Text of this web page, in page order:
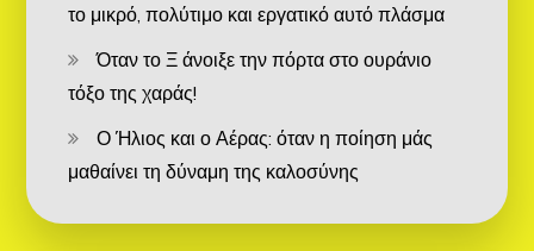
το μικρό, πολύτιμο και εργατικό αυτό πλάσμα
Όταν το Ξ άνοιξε την πόρτα στο ουράνιο
τόξο της χαράς!
Ο Ήλιος και ο Αέρας: όταν η ποίηση μάς
μαθαίνει τη δύναμη της καλοσύνης